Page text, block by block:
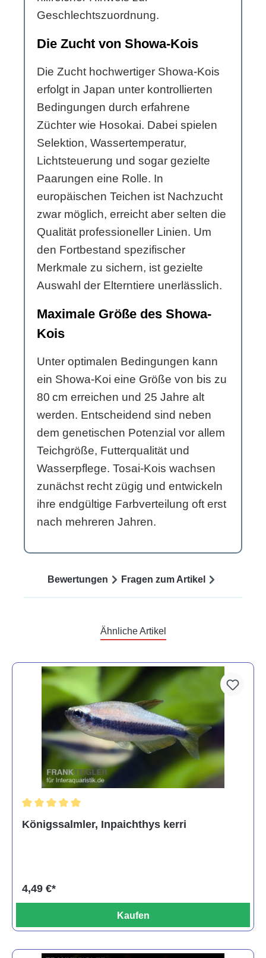
Geschlechtszuordnung.
Die Zucht von Showa-Kois
Die Zucht hochwertiger Showa-Kois
erfolgt in Japan unter kontrollierten
Bedingungen durch erfahrene
Züchter wie Hosokai. Dabei spielen
Selektion, Wassertemperatur,
Lichtsteuerung und sogar gezielte
Paarungen eine Rolle. In
europäischen Teichen ist Nachzucht
zwar möglich, erreicht aber selten die
Qualität professioneller Linien. Um
den Fortbestand spezifischer
Merkmale zu sichern, ist gezielte
Auswahl der Elterntiere unerlässlich.
Maximale Größe des Showa-
Kois
Unter optimalen Bedingungen kann
ein Showa-Koi eine Größe von bis zu
80 cm erreichen und 25 Jahre alt
werden. Entscheidend sind neben
dem genetischen Potenzial vor allem
Teichgröße, Futterqualität und
Wasserpflege. Tosai-Kois wachsen
zunächst recht zügig und entwickeln
ihre endgültige Farbverteilung oft erst
nach mehreren Jahren.
Bewertungen Fragen zum Artikel
Ähnliche Artikel
Königssalmler, Inpaichthys kerri
4,49 €*
Kaufen